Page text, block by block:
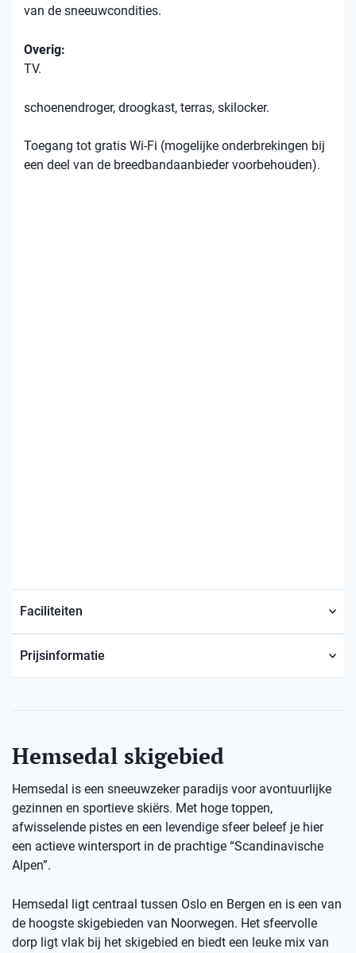
van de sneeuwcondities.
Overig:
TV.
schoenendroger, droogkast, terras, skilocker.
Toegang tot gratis Wi-Fi (mogelijke onderbrekingen bij
een deel van de breedbandaanbieder voorbehouden).
Faciliteiten
Prijsinformatie
Hemsedal skigebied
Hemsedal is een sneeuwzeker paradijs voor avontuurlijke
gezinnen en sportieve skiërs. Met hoge toppen,
afwisselende pistes en een levendige sfeer beleef je hier
een actieve wintersport in de prachtige “Scandinavische
Alpen”.
Hemsedal ligt centraal tussen Oslo en Bergen en is een van
de hoogste skigebieden van Noorwegen. Het sfeervolle
dorp ligt vlak bij het skigebied en biedt een leuke mix van